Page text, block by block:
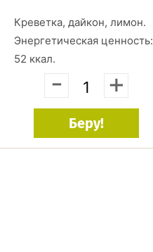
Креветка, дайкон, лимон.
Энергетическая ценность:
52 ккал.
- +
Беру!